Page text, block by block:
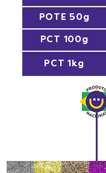
POTE 50g
PCT 100g
PCT 1kg